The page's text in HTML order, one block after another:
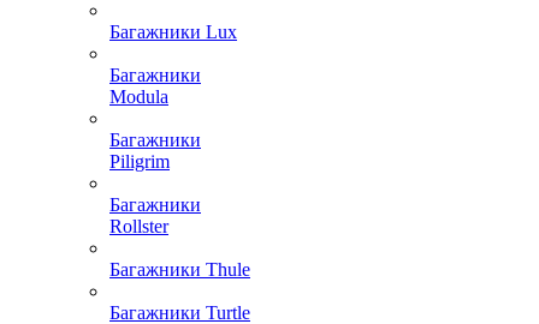
Багажники Lux
Багажники
Modula
Багажники
Piligrim
Багажники
Rollster
Багажники Thule
Багажники Turtle